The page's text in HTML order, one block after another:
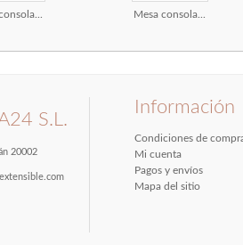
Mesa consola...
S.L.
20002
Información
Condiciones de
Mi cuenta
Pagos y envíos
Mapa del sitio